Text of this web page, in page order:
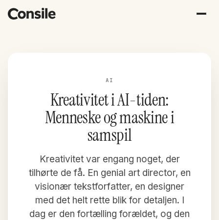
AI
Kreativitet i AI-tiden:
Menneske og maskine i
samspil
Kreativitet var engang noget, der
tilhørte de få. En genial art director, en
visionær tekstforfatter, en designer
med det helt rette blik for detaljen. I
dag er den fortælling forældet, og den